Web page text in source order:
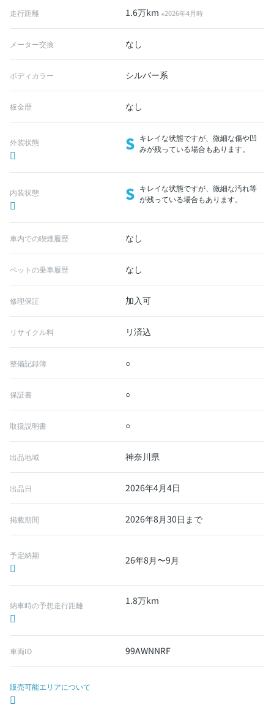
走行距離 1.6万km※2026年4月時
メーター交換 なし
ボディカラー シルバー系
板金歴 なし
外装状態 S キレイな状態ですが、微細な傷や凹
みが残っている場合もあります。
内装状態 S キレイな状態ですが、微細な汚れ等
が残っている場合もあります。
車内での喫煙履歴 なし
ペットの乗車履歴 なし
修理保証 加入可
リサイクル料 リ済込
整備記録簿 ○
保証書 ○
取扱説明書 ○
出品地域 神奈川県
出品日 2026年4月4日
掲載期間 2026年8月30日まで
予定納期 26年8月〜9月
納車時の予想走行距離 1.8万km
車両ID 99AWNNRF
販売可能エリアについて